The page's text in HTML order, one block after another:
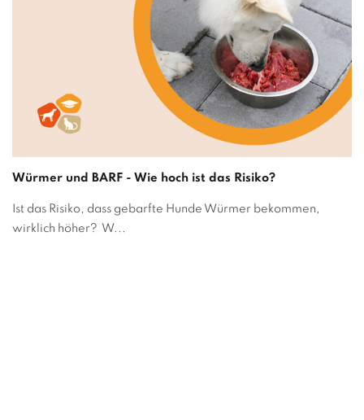
Würmer und BARF - Wie hoch ist das Risiko?
Ist das Risiko, dass gebarfte Hunde Würmer bekommen,
wirklich höher? W...